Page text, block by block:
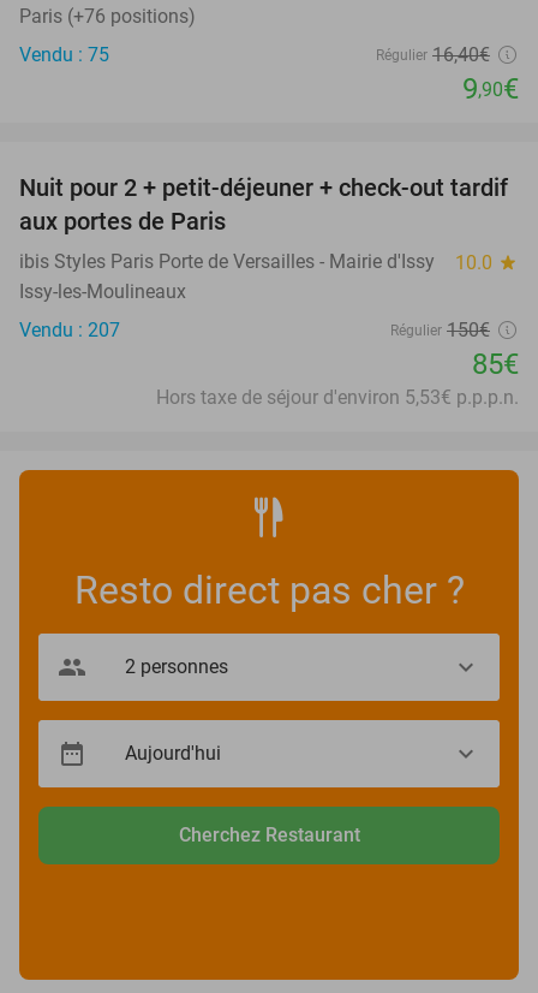
Paris (+76 positions)
Vendu : 75
Régulier 16,40€
9,90€
43%
Nuit pour 2 + petit-déjeuner + check-out tardif
aux portes de Paris
ibis Styles Paris Porte de Versailles - Mairie d'Issy 10.0 star
Issy-les-Moulineaux
Vendu : 207
Régulier 150€
85€
Hors taxe de séjour d'environ 5,53€ p.p.p.n.
Resto direct pas cher ?
Cherchez Restaurant